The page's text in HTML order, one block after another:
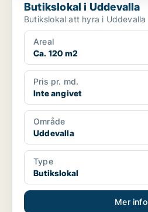
Butikslokal i Uddevalla
Butikslokal att hyra i Uddevalla
Areal
Ca. 120 m2
Pris pr. md.
Inte angivet
Område
Uddevalla
Type
Butikslokal
Mer info